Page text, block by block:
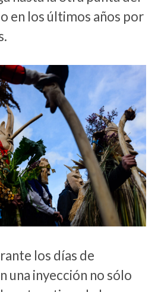
en los últimos años por
los días de
una inyección no sólo